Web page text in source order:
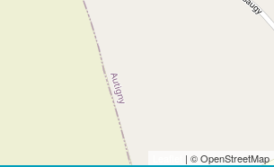
| © OpenStreetMap